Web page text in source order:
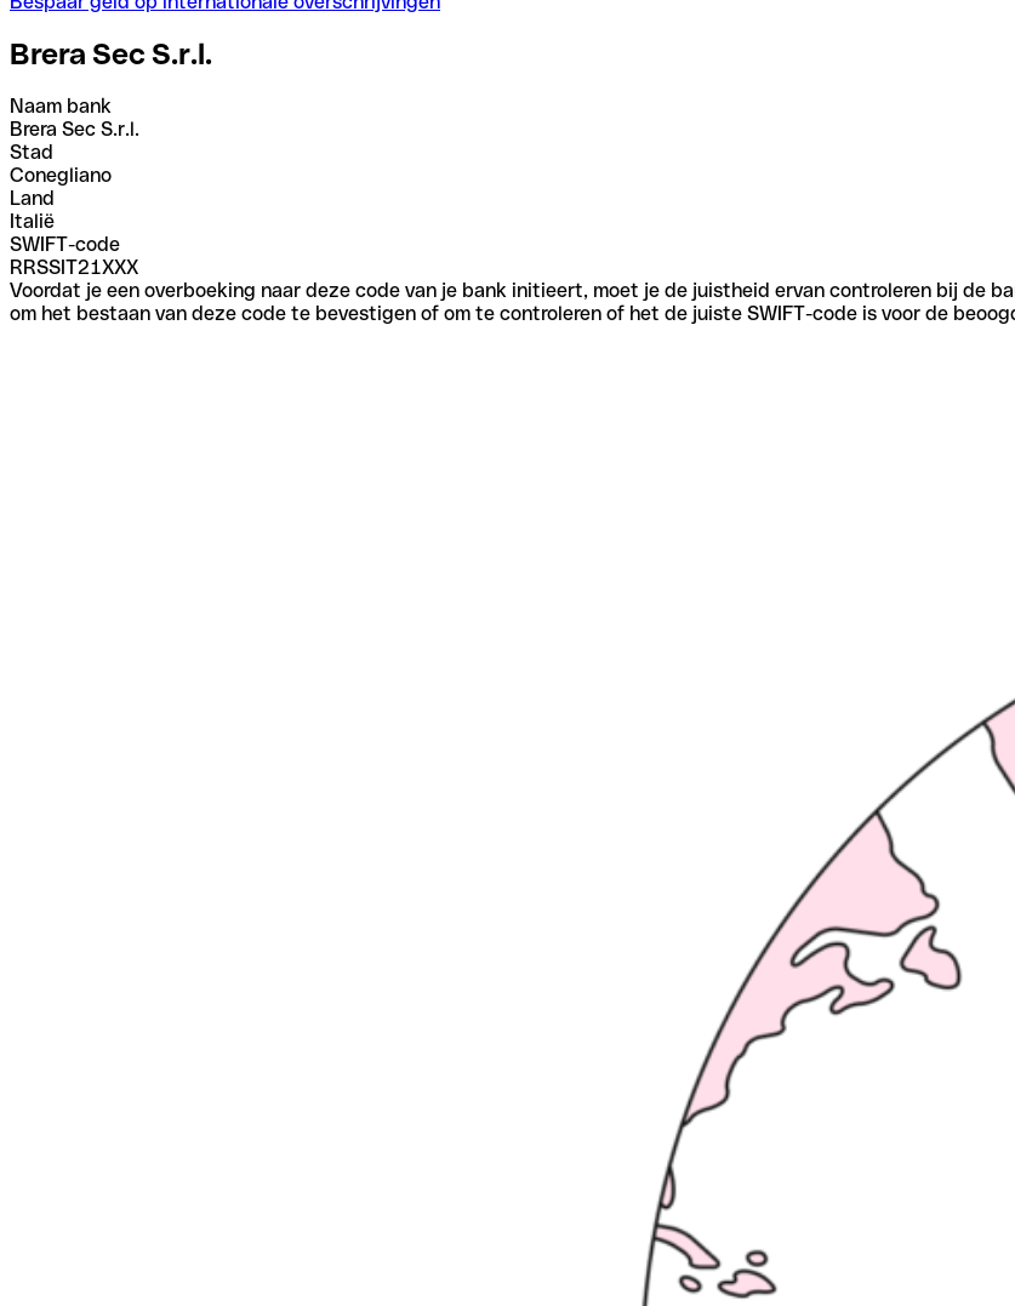
Brera Sec S.r.l.
Naam bank
Brera Sec S.r.l.
Stad
Conegliano
Land
Italië
SWIFT-code
RRSSIT21XXX
Voordat je een overboeking naar deze code van je bank initieert, moet je de juistheid ervan controleren bij de
om het bestaan van deze code te bevestigen of om te controleren of het de juiste SWIFT-code is voor de